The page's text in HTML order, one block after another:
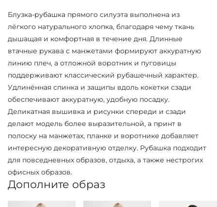
Блузка-рубашка прямого силуэта выполнена из
лёгкого натурального хлопка, благодаря чему ткань
дышащая и комфортная в течение дня. Длинные
втачные рукава с манжетами формируют аккуратную
линию плеч, а отложной воротник и пуговицы
поддерживают классический рубашечный характер.
Удлинённая спинка и защипы вдоль кокетки сзади
обеспечивают аккуратную, удобную посадку.
Деликатная вышивка и рисунки спереди и сзади
делают модель более выразительной, а принт в
полоску на манжетах, планке и воротнике добавляет
интересную декоративную отделку. Рубашка подходит
для повседневных образов, отдыха, а также нестрогих
офисных образов.
Дополните образ